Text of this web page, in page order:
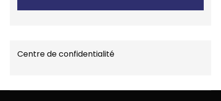
Centre de confidentialité